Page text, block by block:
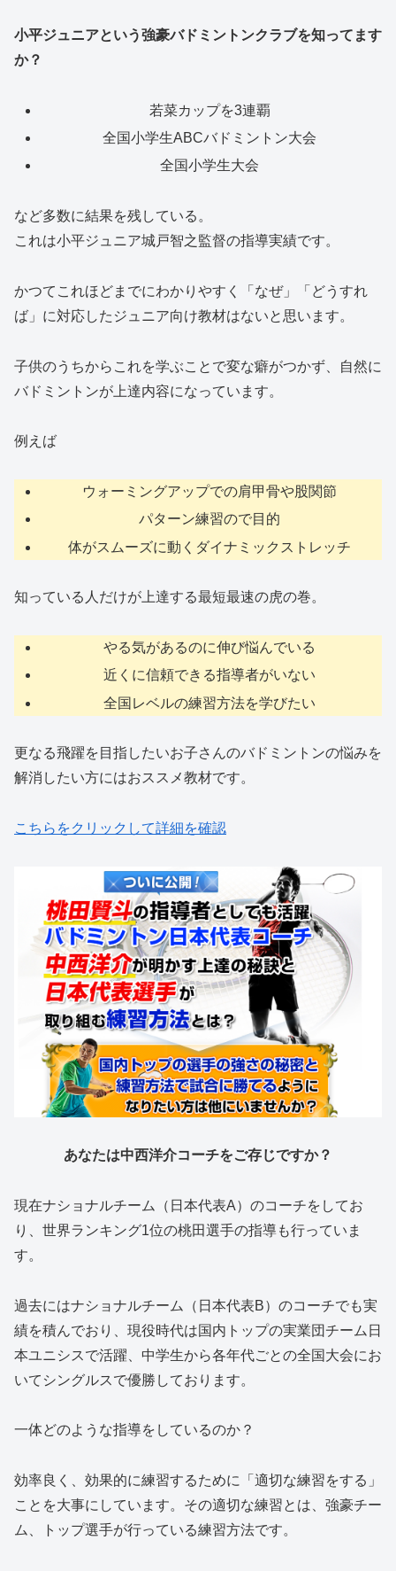
小平ジュニアという強豪バドミントンクラブを知ってます
か？
若菜カップを3連覇
全国小学生ABCバドミントン大会
全国小学生大会
など多数に結果を残している。
これは小平ジュニア城戸智之監督の指導実績です。
かつてこれほどまでにわかりやすく「なぜ」「どうすれ
ば」に対応したジュニア向け教材はないと思います。
子供のうちからこれを学ぶことで変な癖がつかず、自然に
バドミントンが上達内容になっています。
例えば
ウォーミングアップでの肩甲骨や股関節
パターン練習ので目的
体がスムーズに動くダイナミックストレッチ
知っている人だけが上達する最短最速の虎の巻。
やる気があるのに伸び悩んでいる
近くに信頼できる指導者がいない
全国レベルの練習方法を学びたい
更なる飛躍を目指したいお子さんのバドミントンの悩みを
解消したい方にはおススメ教材です。
こちらをクリックして詳細を確認
あなたは中西洋介コーチをご存じですか？
現在ナショナルチーム（日本代表A）のコーチをしてお
り、世界ランキング1位の桃田選手の指導も行っていま
す。
過去にはナショナルチーム（日本代表B）のコーチでも実
績を積んでおり、現役時代は国内トップの実業団チーム日
本ユニシスで活躍、中学生から各年代ごとの全国大会にお
いてシングルスで優勝しております。
一体どのような指導をしているのか？
効率良く、効果的に練習するために「適切な練習をする」
ことを大事にしています。その適切な練習とは、強豪チー
ム、トップ選手が行っている練習方法です。